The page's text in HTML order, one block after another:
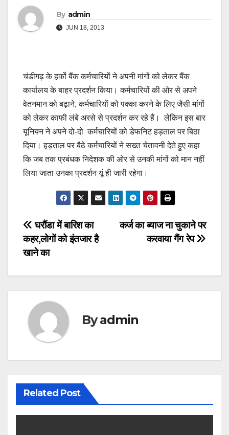
By admin
JUN 18, 2013
चंडीगढ़ के हर्को बैंक कर्मचारियों ने अपनी मांगों को लेकर बैंक
कार्यालय के बाहर प्रदर्शन किया। कर्मचारियों की ओर से अपने
वेतनमान को बढ़ाने, कर्मचारियों को पक्का करने के लिए जैसी मांगों
को लेकर काफी लंबे अरसे से प्रदर्शन कर रहे हैं। लेकिन इस बार
यूनियन ने अपने दो-दो कर्मचारियों को डेफनिट हड़ताल पर बिठा
दिया। हड़ताल पर बैठे कर्मचारियों ने सख्त चेतावनी देते हुए कहा
कि जब तक प्रबंधक निदेशक की ओर से उनकी मांगों को मान नहीं
लिया जाता उनका प्रदर्शन यूं ही जारी रहेगा।
Post
navigation
कर्ज का ब्याज ना चुकाने पर
करवाया गैंग रेप
घरौंडा में बारिश का
कहर,लोगों को इंतजार है
खाने का
Byadmin
Related Post